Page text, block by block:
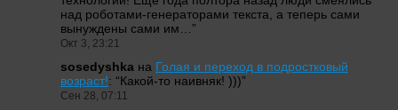
над роботами-генераторами текста, а теперь сами
вынуждены сами им… ”
Окт 3, 23:21
sosedyshka на Голая и переход в подростковый
возраст!: “Какой-то наивняк! )))”
Сен 28, 07:11